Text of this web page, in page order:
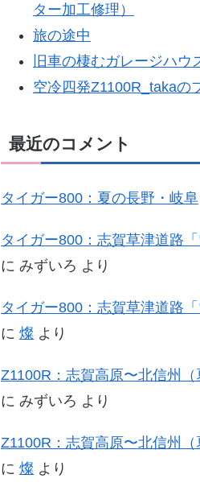
ター加工修理）
旅の途中
旧車の棲むガレージハウ
空冷四発Z1100R_takaの
最近のコメント
タイガー800：夏の長野・岐阜
タイガー800：志賀草津道路「
に みずいろ より
タイガー800：志賀草津道路「
に 燦 より
Z1100R：志賀高原〜北信州（
に みずいろ より
Z1100R：志賀高原〜北信州（
に 燦 より